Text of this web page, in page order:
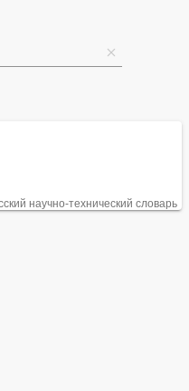
научно-технический словарь